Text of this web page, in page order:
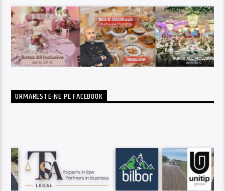
URMARESTE-NE PE FACEBOOK